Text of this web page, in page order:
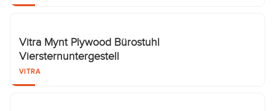
Vitra Mynt Plywood Bürostuhl
Viersternuntergestell
VITRA